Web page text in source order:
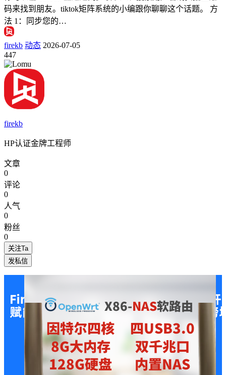
码来找到朋友。tiktok矩阵系统的小编跟你聊聊这个话题。 方
法 1：同步您的…
firekb 动态 2026-07-05
447
firekb
HP认证金牌工程师
文章
0
评论
0
人气
0
粉丝
0
关注Ta
发私信